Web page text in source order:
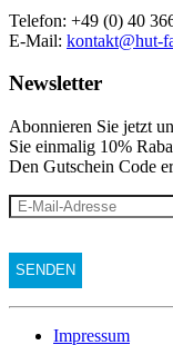
Telefon: +49 (0) 40
E-Mail: kontakt@hut-
Newsletter
Abonnieren Sie jetzt
Sie einmalig 10%
Den Gutschein Code
Impressum